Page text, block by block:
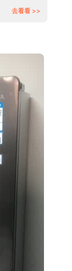
去看看 >>